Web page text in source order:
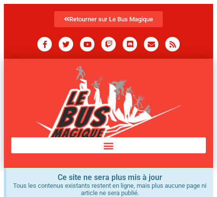
Retourner sur Le Bus Magique
Ce site ne sera plus mis à jour
Tous les contenus existants restent en ligne, mais plus aucune page ni
article ne sera publié.